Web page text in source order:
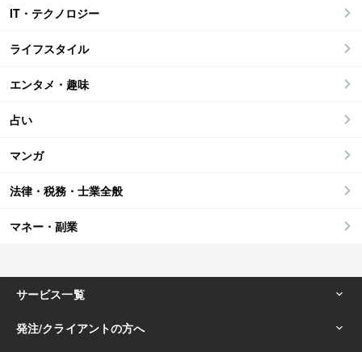
IT・テクノロジー
ライフスタイル
エンタメ・趣味
占い
マンガ
法律・税務・士業全般
マネー・副業